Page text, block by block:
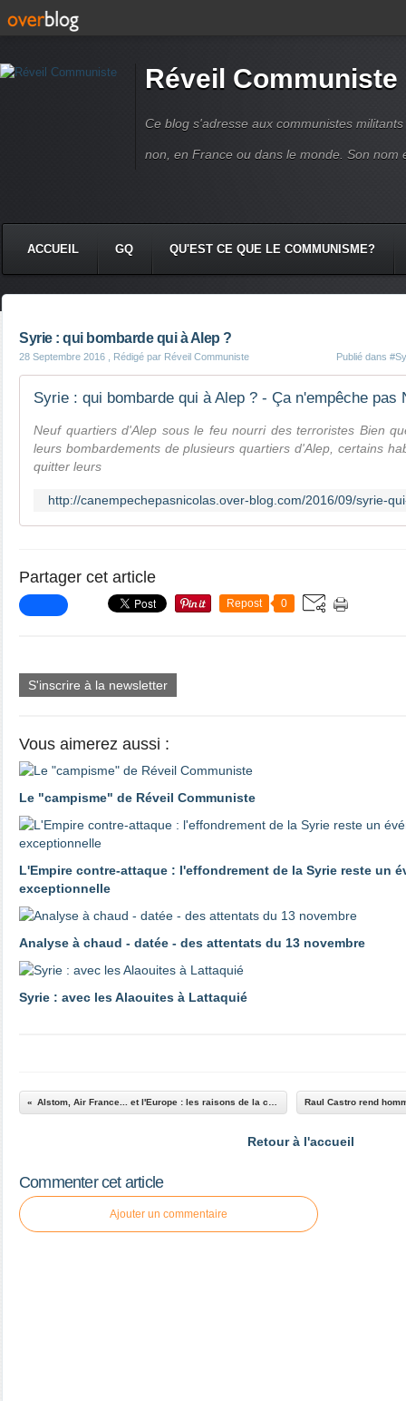
Réveil Communiste
Ce blog s'adresse aux communistes
non, en France ou dans le monde. Son nom
ACCUEIL GQ QU'EST CE QUE LE COMMUNISME?
Syrie : qui bombarde qui à Alep ?
28 Septembre 2016 , Rédigé par Réveil Communiste Publié dans
Syrie : qui bombarde qui à Alep ? - Ça n'empêche pas
Neuf quartiers d'Alep sous le feu nourri des terroristes Bien
leurs bombardements de plusieurs quartiers d'Alep, certains
quitter leurs
http://canempechepasnicolas.over-blog.com/2016/09/syrie-
Partager cet article
Repost 0
S'inscrire à la newsletter
Vous aimerez aussi :
Le "campisme" de Réveil Communiste
L'Empire contre-attaque : l'effondrement de la Syrie reste un
exceptionnelle
Analyse à chaud - datée - des attentats du 13 novembre
Syrie : avec les Alaouites à Lattaquié
Retour à l'accueil
Commenter cet article
Ajouter un commentaire